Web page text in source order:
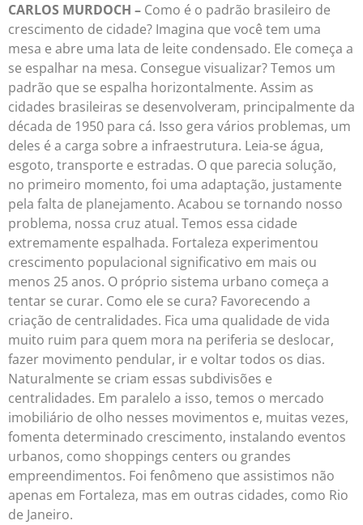
CARLOS MURDOCH – Como é o padrão brasileiro de
crescimento de cidade? Imagina que você tem uma
mesa e abre uma lata de leite condensado. Ele começa a
se espalhar na mesa. Consegue visualizar? Temos um
padrão que se espalha horizontalmente. Assim as
cidades brasileiras se desenvolveram, principalmente da
década de 1950 para cá. Isso gera vários problemas, um
deles é a carga sobre a infraestrutura. Leia-se água,
esgoto, transporte e estradas. O que parecia solução,
no primeiro momento, foi uma adaptação, justamente
pela falta de planejamento. Acabou se tornando nosso
problema, nossa cruz atual. Temos essa cidade
extremamente espalhada. Fortaleza experimentou
crescimento populacional significativo em mais ou
menos 25 anos. O próprio sistema urbano começa a
tentar se curar. Como ele se cura? Favorecendo a
criação de centralidades. Fica uma qualidade de vida
muito ruim para quem mora na periferia se deslocar,
fazer movimento pendular, ir e voltar todos os dias.
Naturalmente se criam essas subdivisões e
centralidades. Em paralelo a isso, temos o mercado
imobiliário de olho nesses movimentos e, muitas vezes,
fomenta determinado crescimento, instalando eventos
urbanos, como shoppings centers ou grandes
empreendimentos. Foi fenômeno que assistimos não
apenas em Fortaleza, mas em outras cidades, como Rio
de Janeiro.